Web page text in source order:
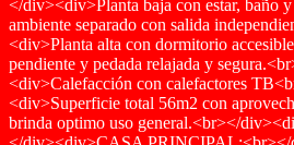
</div><div>Planta baja con estar, baño
ambiente separado con salida
<div>Planta alta con dormitorio
pendiente y pedada relajada y
<div>Calefacción con calefactores
<div>Superficie total 56m2 con
brinda optimo uso general.<br></